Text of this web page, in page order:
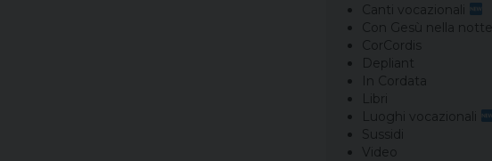
Canti vocazionali
Con Gesù nella notte
CorCordis
Depliant
In Cordata
Libri
Luoghi vocazionali
Sussidi
Video